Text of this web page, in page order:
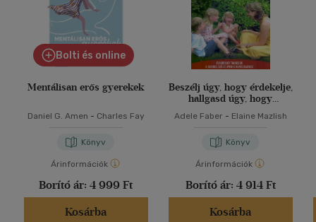
Bolti és online
Mentálisan erős gyerekek
Daniel G. Amen - Charles Fay
Könyv
Árinformációk
Borító ár: 4 999 Ft
Kosárba
Beszélj úgy, hogy érdekelje,
hallgasd úgy, hogy
Adele Faber - Elaine Mazlish
Könyv
Árinformációk
Borító ár: 4 914 Ft
Kosárba